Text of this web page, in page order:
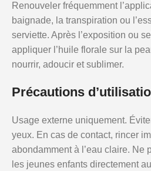
Renouveler fréquemment
baignade, la transpiration ou
serviette. Après l’exposition ou
appliquer l’huile florale sur la
nourrir, adoucir et sublimer.
Précautions
Usage externe uniquement.
yeux. En cas de contact, rincer
abondamment à l’eau claire. Ne
les jeunes enfants directement